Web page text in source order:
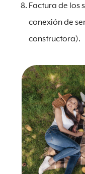
Factura de los
conexión de
constructora).